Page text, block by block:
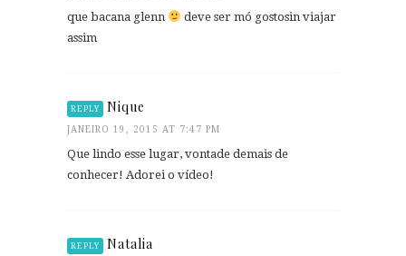
que bacana glenn
deve ser mó gostosin viajar
assim
REPLY Nique
JANEIRO 19, 2015 AT 7:47 PM
Que lindo esse lugar, vontade demais de
conhecer! Adorei o vídeo!
REPLY Natalia